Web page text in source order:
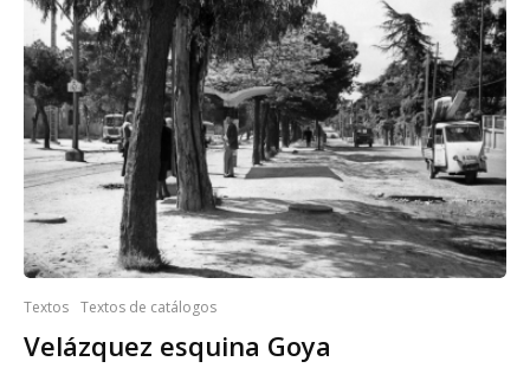
Textos Textos de catálogos
Velázquez esquina Goya